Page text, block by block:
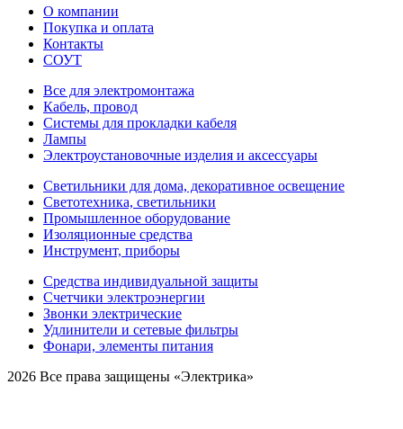
О компании
Покупка и оплата
Контакты
СОУТ
Все для электромонтажа
Кабель, провод
Системы для прокладки кабеля
Лампы
Электроустановочные изделия и аксессуары
Светильники для дома, декоративное освещение
Светотехника, светильники
Промышленное оборудование
Изоляционные средства
Инструмент, приборы
Средства индивидуальной защиты
Счетчики электроэнергии
Звонки электрические
Удлинители и сетевые фильтры
Фонари, элементы питания
2026 Все права защищены «Электрика»